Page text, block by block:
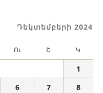
Դեկտեմբերի 2024
Ու Շ Կ
1
6 7
8